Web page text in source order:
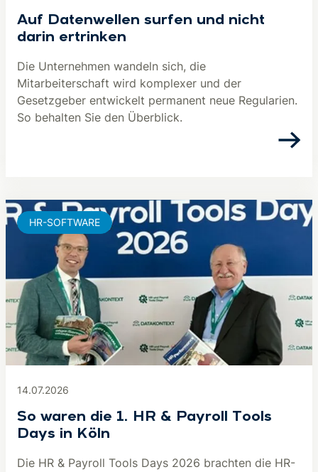
Auf Datenwellen surfen und nicht
darin ertrinken
Die Unternehmen wandeln sich, die
Mitarbeiterschaft wird komplexer und der
Gesetzgeber entwickelt permanent neue Regularien.
So behalten Sie den Überblick.
14.07.2026
So waren die 1. HR & Payroll Tools
Days in Köln
Die HR & Payroll Tools Days 2026 brachten die HR-
HR-SOFTWARE